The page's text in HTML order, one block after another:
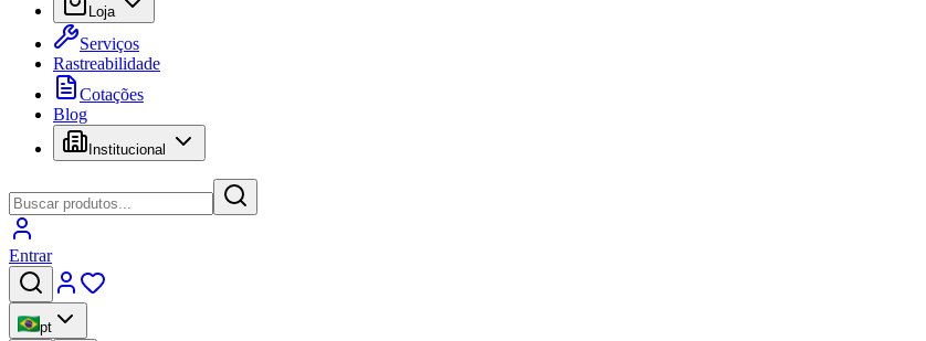
Loja
Serviços
Rastreabilidade
Cotações
Blog
Institucional
Entrar
pt